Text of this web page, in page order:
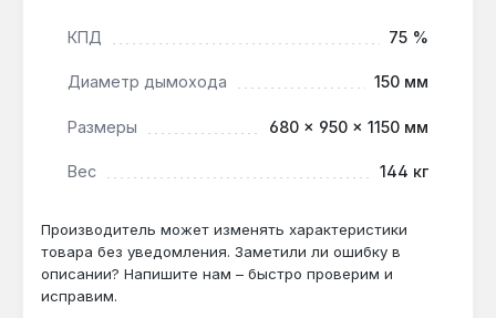
Какой диаметр дымохода требуется?
диаметром 150 мм — это обеспечивает тягу
Да — двухстадийное сжигание сжигает
пиролизные газы даже при влажности
древесины до 35%, но КПД снижается до
КПД 75 %
Диаметр дымохода 150 мм
Размеры 680 × 950 × 1150 мм
Вес 144 кг
Производитель может изменять характеристики
товара без уведомления. Заметили ли ошибку в
описании? Напишите нам – быстро проверим и
исправим.